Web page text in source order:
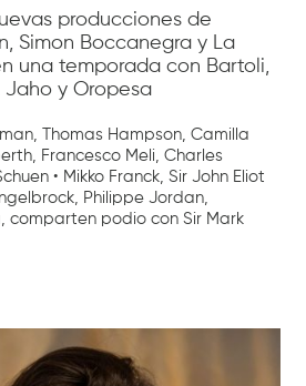
producciones de
Simon Boccanegra y La
una temporada con Bartoli,
Jaho y Oropesa
Thomas Hampson, Camilla
Francesco Meli, Charles
• Mikko Franck, Sir John Eliot
Philippe Jordan,
comparten podio con Sir Mark